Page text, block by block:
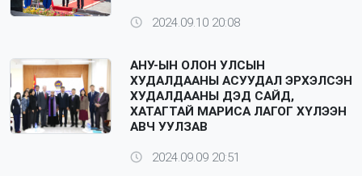
2024.09.10 20:08
АНУ-ЫН ОЛОН УЛСЫН
ХУДАЛДААНЫ АСУУДАЛ ЭРХЭЛСЭН
ХУДАЛДААНЫ ДЭД САЙД,
ХАТАГТАЙ МАРИСА ЛАГОГ ХҮЛЭЭН
АВЧ УУЛЗАВ
2024.09.09 20:51